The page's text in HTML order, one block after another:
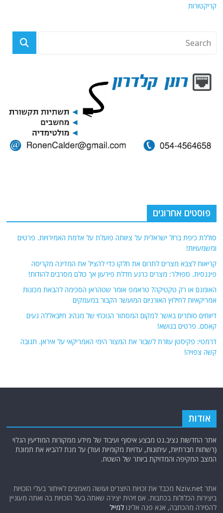
קריקטורות
פוסטים אחרונים
סוללת כיפת ברזל ישראלית על ציוותה פועלת על אדמת האמירויות. פרטים
ומשמעויות!
קריאות לצבא מצרים לתרום את חלקו כדי להציל את המדינה מקריסה
פיננסית. ספוילר: מצרים כרגע חדלת פירעון אך כולם מסרבים להודות!
האומנם או רק טקטיקה? טראמפ אומר שטהראן הסכימה להבאת מכונות
אמריקאיות לחילוץ האורניום המועשר הקבור במעמקים
דיווחים סותרים באשר למקום המסתור הנוכחי של מנהיג חיזבאללה נעים
קאסם. פרטים בנושא!
דרמטי: פקיסטן עוזרת לשבור את המצור הימי האמריקאי על איראן. תגובה
קשה צפויה!
אודות
אתר החדשות נציב.נט מבצע איסוף ועיבוד של מידע ממקורות המודיעין הגלוי
(רשתות חברתיות, עיתונות, עדויות מקומיות ועוד) על מנת להביא את תמונת
המצב המקיפה והמדויקת ביותר של השטח.
אתר Nziv.net מכבד את זכויות היוצרים ועושה מאמצים לאיתור בעלי הזכויות
ביצירות הכלולות בכתבות. אם זיהית יצירה שאתה בעל הזכויות בה ואתה מעוניין
להסירה מהכתבה, אנא פנה אלינולמייל